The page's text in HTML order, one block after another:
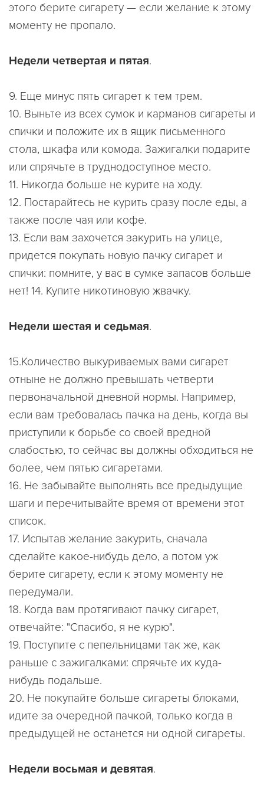
этого берите сигарету — если желание к этому
моменту не пропало.
Недели четвертая и пятая.
9. Еще минус пять сигарет к тем трем.
10. Выньте из всех сумок и карманов сигареты и
спички и положите их в ящик письменного
стола, шкафа или комода. Зажигалки подарите
или спрячьте в труднодоступное место.
11. Никогда больше не курите на ходу.
12. Постарайтесь не курить сразу после еды, а
также после чая или кофе.
13. Если вам захочется закурить на улице,
придется покупать новую пачку сигарет и
спички: помните, у вас в сумке запасов больше
нет! 14. Купите никотиновую жвачку.
Недели шестая и седьмая.
15.Количество выкуриваемых вами сигарет
отныне не должно превышать четверти
первоначальной дневной нормы. Например,
если вам требовалась пачка на день, когда вы
приступили к борьбе со своей вредной
слабостью, то сейчас вы должны обходиться не
более, чем пятью сигаретами.
16. Не забывайте выполнять все предыдущие
шаги и перечитывайте время от времени этот
список.
17. Испытав желание закурить, сначала
сделайте какое-нибудь дело, а потом уж
берите сигарету, если к этому моменту не
передумали.
18. Когда вам протягивают пачку сигарет,
отвечайте: "Спасибо, я не курю".
19. Поступите с пепельницами так же, как
раньше с зажигалками: спрячьте их куда-
нибудь подальше.
20. Не покупайте больше сигареты блоками,
идите за очередной пачкой, только когда в
предыдущей не останется ни одной сигареты.
Недели восьмая и девятая.